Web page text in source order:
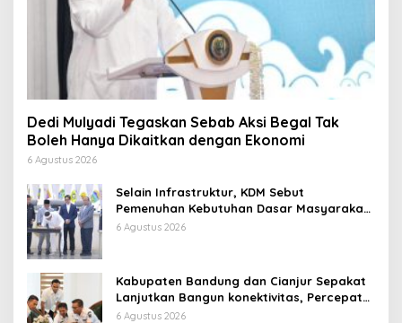
Dedi Mulyadi Tegaskan Sebab Aksi Begal Tak
Boleh Hanya Dikaitkan dengan Ekonomi
6 Agustus 2026
Selain Infrastruktur, KDM Sebut
Pemenuhan Kebutuhan Dasar Masyarakat
Jadi Fokus APBD Jabar 2027
6 Agustus 2026
Kabupaten Bandung dan Cianjur Sepakat
Lanjutkan Bangun konektivitas, Percepat
Pertumbuhan Ekonomi Daerah
6 Agustus 2026